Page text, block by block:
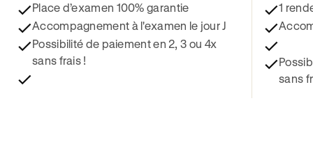
Place d’examen 100% garantie
Accompagnement à l'examen le jour J
Possibilité de paiement en 2, 3 ou 4x
sans frais !
1
sans